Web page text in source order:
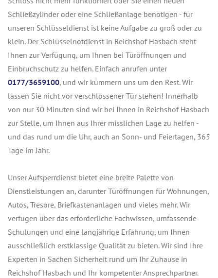
Schließzylinder oder eine Schließanlage benötigen - für
unseren Schlüsseldienst ist keine Aufgabe zu groß oder zu
klein. Der Schlüsselnotdienst in Reichshof Hasbach steht
Ihnen zur Verfügung, um Ihnen bei Türöffnungen und
Einbruchschutz zu helfen. Einfach anrufen unter
0177/3659100, und wir kümmern uns um den Rest. Wir
lassen Sie nicht vor verschlossener Tür stehen! Innerhalb
von nur 30 Minuten sind wir bei Ihnen in Reichshof Hasbach
zur Stelle, um Ihnen aus Ihrer misslichen Lage zu helfen -
und das rund um die Uhr, auch an Sonn- und Feiertagen, 365
Tage im Jahr.
Unser Aufsperrdienst bietet eine breite Palette von
Dienstleistungen an, darunter Türöffnungen für Wohnungen,
Autos, Tresore, Briefkastenanlagen und vieles mehr. Wir
verfügen über das erforderliche Fachwissen, umfassende
Schulungen und eine langjährige Erfahrung, um Ihnen
ausschließlich erstklassige Qualität zu bieten. Wir sind Ihre
Experten in Sachen Sicherheit rund um Ihr Zuhause in
Reichshof Hasbach und Ihr kompetenter Ansprechpartner.